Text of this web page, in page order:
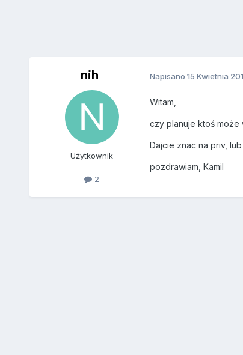
nih
Użytkownik
2
Napisano 15 Kwietnia
Witam,
czy planuje ktoś może
Dajcie znac na priv,
pozdrawiam, Kamil